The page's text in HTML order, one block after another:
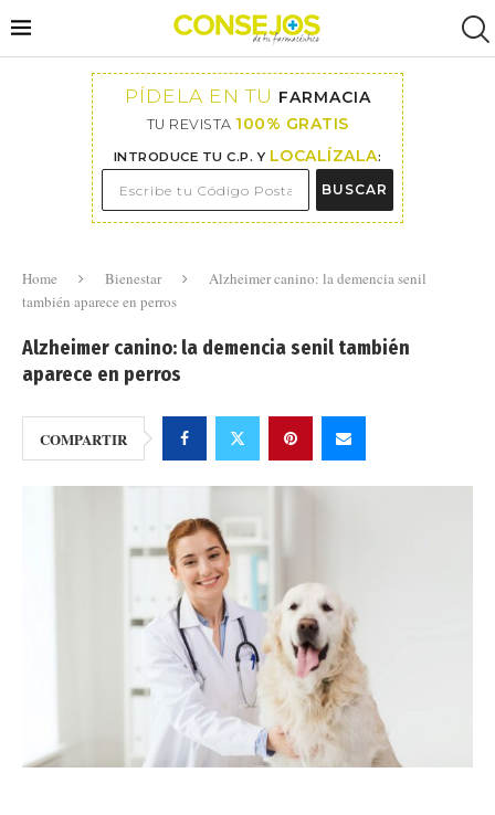
PÍDELA EN TU FARMACIA
TU REVISTA 100% GRATIS
INTRODUCE TU C.P. Y LOCALÍZALA:
BUSCAR
Home Bienestar
Alzheimer canino: la demencia senil
también aparece en perros
Alzheimer canino: la demencia senil también
aparece en perros
COMPARTIR